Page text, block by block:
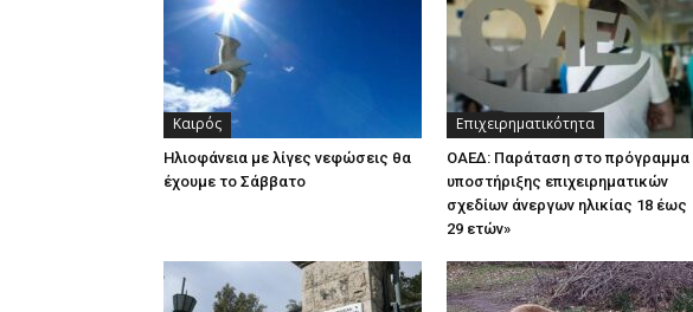
Καιρός
Ηλιοφάνεια με λίγες νεφώσεις θα
έχουμε το Σάββατο
Επιχειρηματικότητα
ΟΑΕΔ: Παράταση στο πρόγραμμα
υποστήριξης επιχειρηματικών
σχεδίων άνεργων ηλικίας 18 έως
29 ετών»